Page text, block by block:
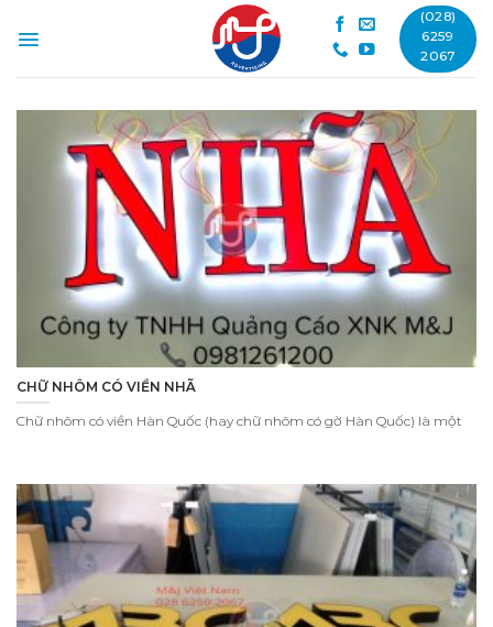
(028)
6259
2067
CHỮ NHÔM CÓ VIỀN NHÃ
Chữ nhôm có viền Hàn Quốc (hay chữ nhôm có gờ Hàn Quốc) là một